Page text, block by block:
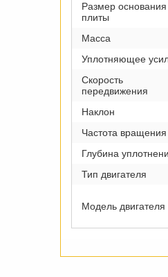
Размер основания
плиты
Масса
Уплотняющее
Скорость
передвижения
Наклон
Частота вращения
Глубина
Тип двигателя
Модель двигателя